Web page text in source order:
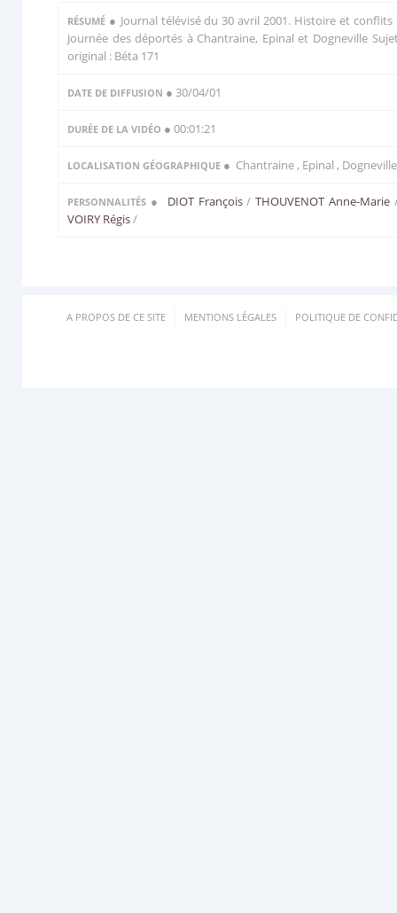
RÉSUMÉ ● Journal télévisé du 30 avril 2001. Histoire et conflits
Journée des déportés à Chantraine, Epinal et Dogneville
original : Béta 171
DATE DE DIFFUSION ● 30/04/01
DURÉE DE LA VIDÉO ● 00:01:21
LOCALISATION GÉOGRAPHIQUE ● Chantraine , Epinal , Dogneville
PERSONNALITÉS ● DIOT François/ THOUVENOT Anne-Marie
VOIRY Régis/
A PROPOS DE CE SITE MENTIONS LÉGALES POLITIQUE DE